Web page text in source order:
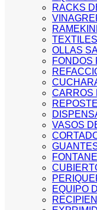
RACKS
TEXTILES
OLLAS
FONDOS
CARROS
VASOS
EQUIPO